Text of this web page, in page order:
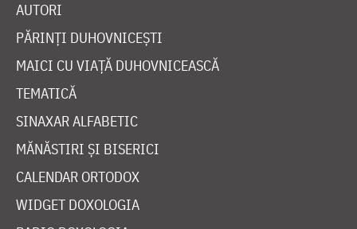
AUTORI
PĂRINȚI DUHOVNICEȘTI
MAICI CU VIAȚĂ DUHOVNICEASCĂ
TEMATICĂ
SINAXAR ALFABETIC
MĂNĂSTIRI ȘI BISERICI
CALENDAR ORTODOX
WIDGET DOXOLOGIA